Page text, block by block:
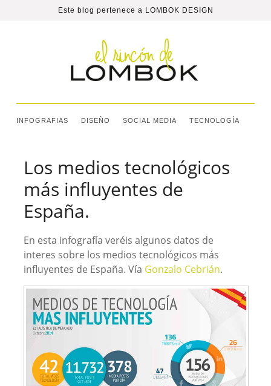
Este blog pertenece a LOMBOK DESIGN
INFOGRAFIAS DISEÑO SOCIAL MEDIA TECNOLOGÍA
Los medios tecnológicos
más influyentes de
España.
En esta infografía veréis algunos datos de
interes sobre los medios tecnológicos más
influyentes de España. Vía Gonzalo Cebrián.